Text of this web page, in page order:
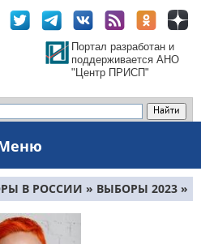
Портал разработан и
поддерживается АНО
"Центр ПРИСП"
В РОССИИ » ВЫБОРЫ 2023 »
2023» СТРАНИЦА 2